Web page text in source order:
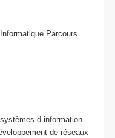
Parcours
d information
de réseaux